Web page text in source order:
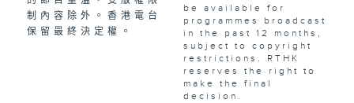
制內容除外。香港電台
保留最終決定權。
be available for
programmes broadcast
in the past 12 months,
subject to copyright
restrictions. RTHK
reserves the right to
make the final
decision.